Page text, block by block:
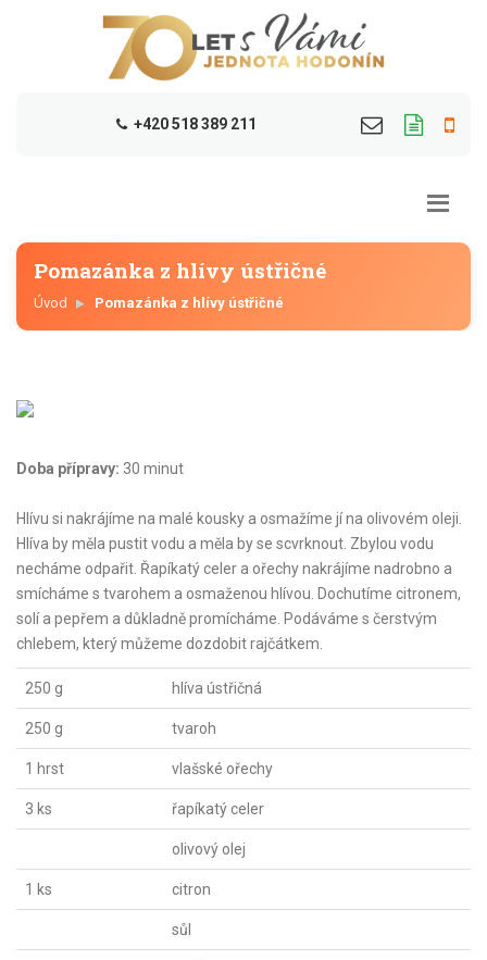
+420 518 389 211
Pomazánka z hlívy ústřičné
Úvod Pomazánka z hlívy ústřičné
Doba přípravy: 30 minut
Hlívu si nakrájíme na malé kousky a osmažíme jí na olivovém oleji.
Hlíva by měla pustit vodu a měla by se scvrknout. Zbylou vodu
necháme odpařit. Řapíkatý celer a ořechy nakrájíme nadrobno a
smícháme s tvarohem a osmaženou hlívou. Dochutíme citronem,
solí a pepřem a důkladně promícháme. Podáváme s čerstvým
chlebem, který můžeme dozdobit rajčátkem.
250 g hlíva ústřičná
250 g tvaroh
1 hrst vlašské ořechy
3 ks řapíkatý celer
olivový olej
1 ks citron
sůl